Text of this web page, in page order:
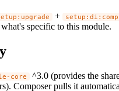
+
specific to this module.
core
^3.0 (provides the
Composer pulls it